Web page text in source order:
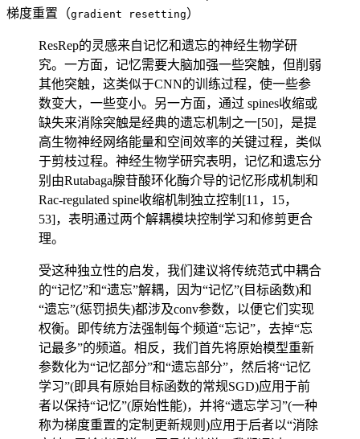
梯度重置（gradient resetting）
ResRep的灵感来自记忆和遗忘的神经生物学研
究。一方面，记忆需要大脑加强一些突触，但削弱
其他突触，这类似于CNN的训练过程，使一些参
数变大，一些变小。另一方面，通过 spines收缩或
缺失来消除突触是经典的遗忘机制之一[50]，是提
高生物神经网络能量和空间效率的关键过程，类似
于剪枝过程。神经生物学研究表明，记忆和遗忘分
别由Rutabaga腺苷酸环化酶介导的记忆形成机制和
Rac-regulated spine收缩机制独立控制[11，15，
53]，表明通过两个解耦模块控制学习和修剪更合
理。
受这种独立性的启发，我们建议将传统范式中耦合
的“记忆”和“遗忘”解耦，因为“记忆”(目标函数)和
“遗忘”(惩罚损失)都涉及conv参数，以便它们实现
权衡。即传统方法强制每个频道“忘记”，去掉“忘
记最多”的频道。相反，我们首先将原始模型重新
参数化为“记忆部分”和“遗忘部分”，然后将“记忆
学习”(即具有原始目标函数的常规SGD)应用于前
者以保持“记忆”(原始性能)，并将“遗忘学习”(一种
称为梯度重置的定制更新规则)应用于后者以“消除